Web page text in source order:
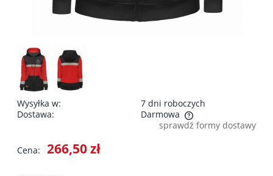
Wysyłka w:
7 dni roboczych
Dostawa:
Darmowa
Cena nie zawiera ewentualnych kosztów płatności
sprawdź formy dostawy
Cena: 266,50 zł